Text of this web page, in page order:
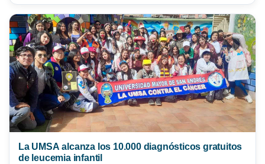
La UMSA alcanza los 10.000 diagnósticos gratuitos
de leucemia infantil